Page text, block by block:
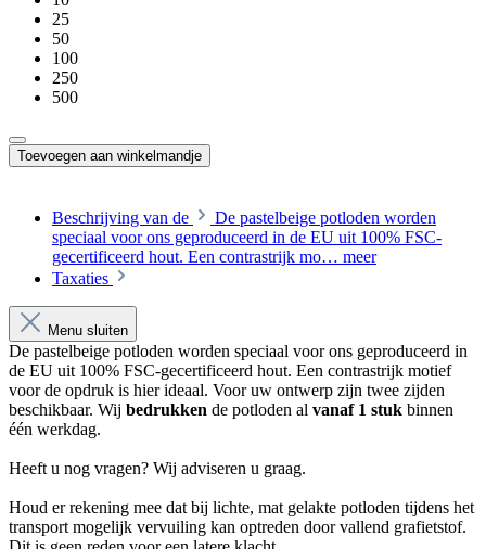
25
50
100
250
500
Toevoegen aan winkelmandje
Beschrijving van de
De pastelbeige potloden worden
speciaal voor ons geproduceerd in de EU uit 100% FSC-
gecertificeerd hout. Een contrastrijk mo… meer
Taxaties
Menu sluiten
De pastelbeige potloden worden speciaal voor ons geproduceerd in
de EU uit 100% FSC-gecertificeerd hout. Een contrastrijk motief
voor de opdruk is hier ideaal. Voor uw ontwerp zijn twee zijden
beschikbaar. Wij bedrukken de potloden al vanaf 1 stuk binnen
één werkdag.
Heeft u nog vragen? Wij adviseren u graag.
Houd er rekening mee dat bij lichte, mat gelakte potloden tijdens het
transport mogelijk vervuiling kan optreden door vallend grafietstof.